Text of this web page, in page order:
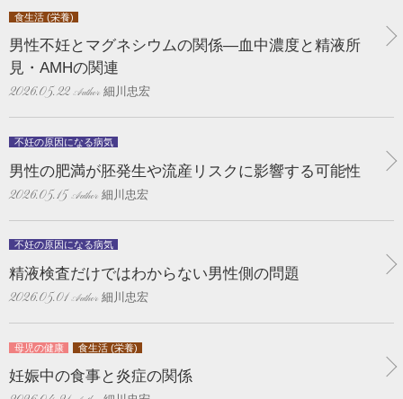
食生活 (栄養)
男性不妊とマグネシウムの関係―血中濃度と精液所
見・AMHの関連
2026.05.22 細川忠宏
不妊の原因になる病気
男性の肥満が胚発生や流産リスクに影響する可能性
2026.05.15 細川忠宏
不妊の原因になる病気
精液検査だけではわからない男性側の問題
2026.05.01 細川忠宏
母児の健康 食生活 (栄養)
妊娠中の食事と炎症の関係